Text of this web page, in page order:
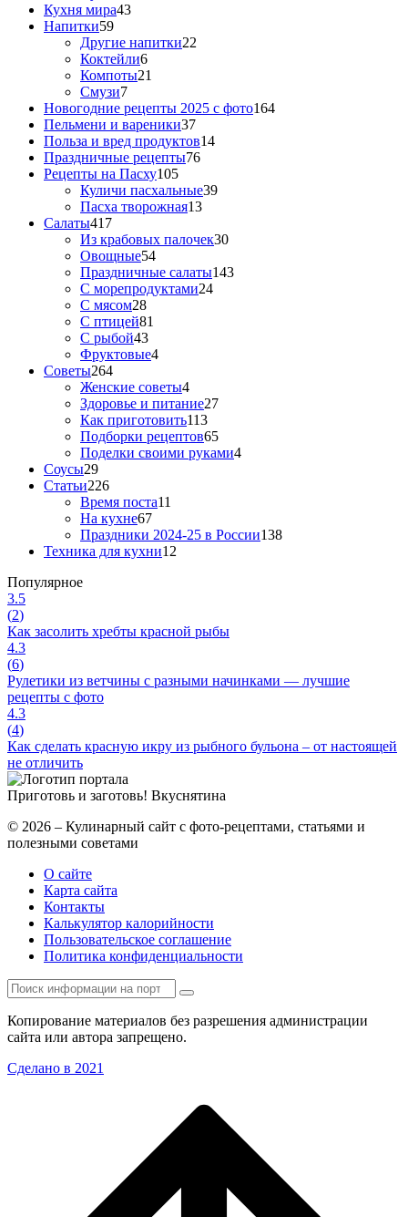
Кухня мира43
Напитки59
Другие напитки22
Коктейли6
Компоты21
Смузи7
Новогодние рецепты 2025 с фото164
Пельмени и вареники37
Польза и вред продуктов14
Праздничные рецепты76
Рецепты на Пасху105
Куличи пасхальные39
Пасха творожная13
Салаты417
Из крабовых палочек30
Овощные54
Праздничные салаты143
С морепродуктами24
С мясом28
С птицей81
С рыбой43
Фруктовые4
Советы264
Женские советы4
Здоровье и питание27
Как приготовить113
Подборки рецептов65
Поделки своими руками4
Соусы29
Статьи226
Время поста11
На кухне67
Праздники 2024-25 в России138
Техника для кухни12
Популярное
3.5
(2)
Как засолить хребты красной рыбы
4.3
(6)
Рулетики из ветчины с разными начинками — лучшие
рецепты с фото
4.3
(4)
Как сделать красную икру из рыбного бульона – от настоящей
не отличить
Приготовь и заготовь! Вкуснятина
© 2026 – Кулинарный сайт с фото-рецептами, статьями и
полезными советами
О сайте
Карта сайта
Контакты
Калькулятор калорийности
Пользовательское соглашение
Политика конфиденциальности
Копирование материалов без разрешения администрации
сайта или автора запрещено.
Сделано в 2021